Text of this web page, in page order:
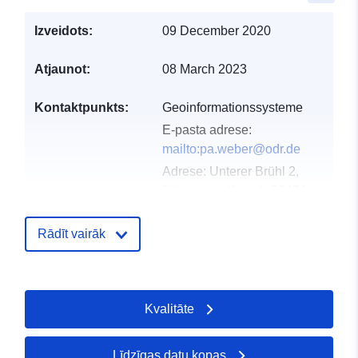
Izveidots: 09 December 2020
Atjaunot: 08 March 2023
Kontaktpunkts:
Geoinformationssysteme
E-pasta adrese:
mailto:pa.weber@odr.de
Adrese: Unterer Brühl 2,
ieraksts:
2026
Jaunākā informācija par
19 April 2026
Rādīt vairāk
Kvalitāte